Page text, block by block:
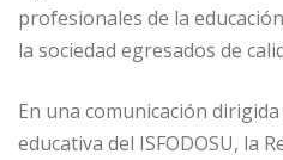
profesionales de la
la sociedad egresados de
En una comunicación
educativa del ISFODOSU, la